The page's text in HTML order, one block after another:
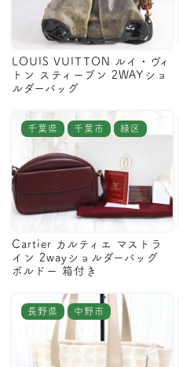
LOUIS VUITTON ルイ・ヴィ
トン スティーブン 2WAYショ
ルダーバッグ
千葉県 千葉市 緑区
Cartier カルティエ マストラ
イン 2wayショルダーバッグ
ボルドー 箱付き
長野県 中野市